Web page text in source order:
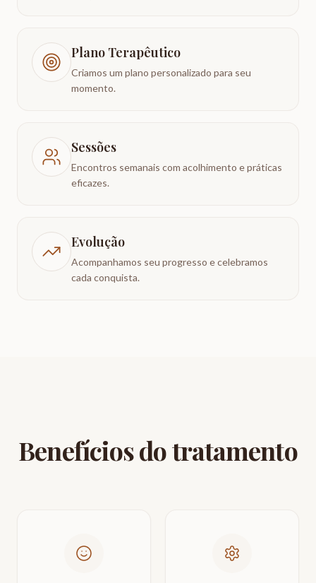
Plano Terapêutico
Criamos um plano personalizado para seu
momento.
Sessões
Encontros semanais com acolhimento e práticas
eficazes.
Evolução
Acompanhamos seu progresso e celebramos
cada conquista.
Benefícios do tratamento